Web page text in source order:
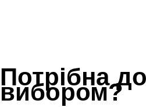
Потрібна
вибором?